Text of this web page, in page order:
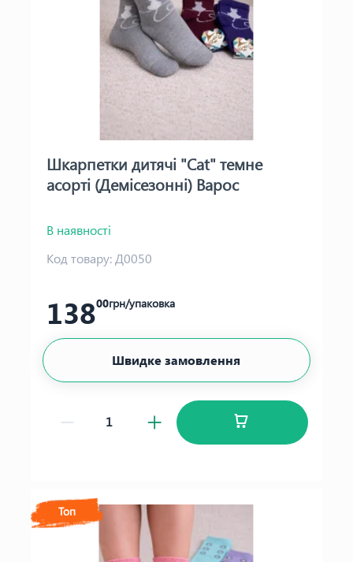
Шкарпетки дитячі "Cat" темне
асорті (Демісезонні) Варос
В наявності
Код товару:Д0050
13800грн/упаковка
Швидке замовлення
Топ